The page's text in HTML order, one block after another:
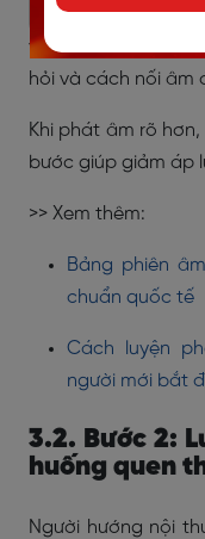
hạn chế các lỗi
yếu tố cơ bản như
hỏi và cách nối âm
Khi phát âm rõ
bước giúp giảm áp
>> Xem thêm:
Bảng phiên
chuẩn quốc tế
Cách luyện
người mới bắt
3.2. Bước 2:
huống quen
Người hướng nội